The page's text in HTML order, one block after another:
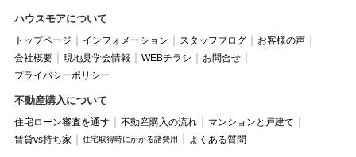
ハウスモアについて
トップページ インフォメーション スタッフブログ
お客様の声
会社概要
現地見学会情報 WEBチラシ
お問合せ
プライバシーポリシー
不動産購入について
住宅ローン審査を通す 不動産購入の流れ
マンションと戸建て
賃貸vs持ち家
住宅取得時にかかる諸費用 よくある質問